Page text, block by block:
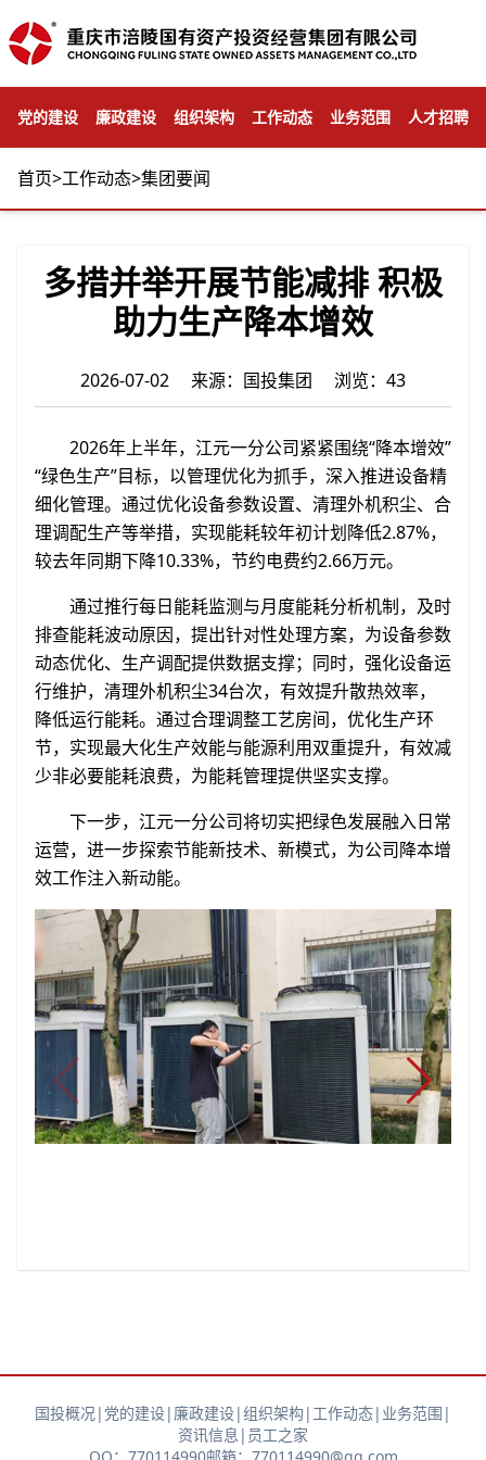
党的建设 廉政建设 组织架构 工作动态 业务范围 人才招聘
首页>工作动态>集团要闻
多措并举开展节能减排 积极
助力生产降本增效
2026-07-02 来源：国投集团 浏览：43
2026年上半年，江元一分公司紧紧围绕“降本增效”
“绿色生产”目标，以管理优化为抓手，深入推进设备精
细化管理。通过优化设备参数设置、清理外机积尘、合
理调配生产等举措，实现能耗较年初计划降低2.87%，
较去年同期下降10.33%，节约电费约2.66万元。
通过推行每日能耗监测与月度能耗分析机制，及时
排查能耗波动原因，提出针对性处理方案，为设备参数
动态优化、生产调配提供数据支撑；同时，强化设备运
行维护，清理外机积尘34台次，有效提升散热效率，
降低运行能耗。通过合理调整工艺房间，优化生产环
节，实现最大化生产效能与能源利用双重提升，有效减
少非必要能耗浪费，为能耗管理提供坚实支撑。
下一步，江元一分公司将切实把绿色发展融入日常
运营，进一步探索节能新技术、新模式，为公司降本增
效工作注入新动能。
国投概况| 党的建设| 廉政建设|组织架构 | 工作动态| 业务范围 |
资讯信息 | 员工之家